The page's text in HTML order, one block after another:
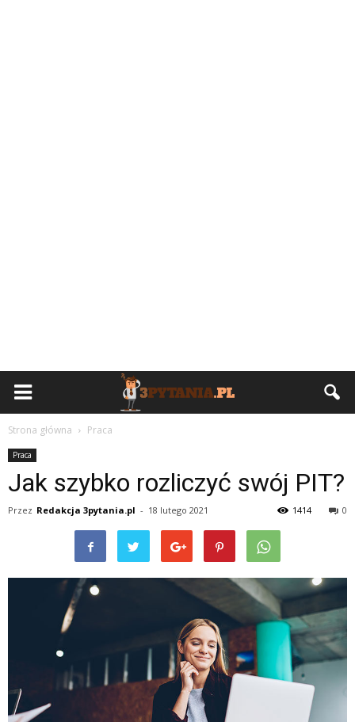
Strona główna Praca
Praca
Jak szybko rozliczyć swój PIT?
Przez Redakcja 3pytania.pl - 18 lutego 2021 0
1414